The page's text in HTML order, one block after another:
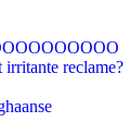
irritante reclame?